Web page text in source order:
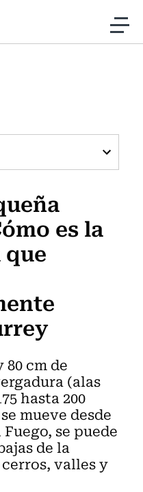
contenido
es la
cm de
(alas
hasta 200
mueve desde
se puede
de la
valles y